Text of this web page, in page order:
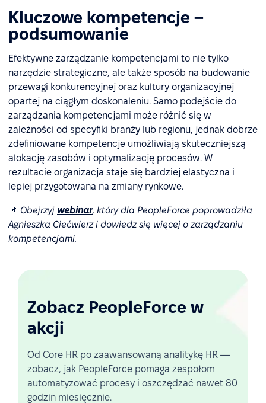
Kluczowe kompetencje –
podsumowanie
Efektywne zarządzanie kompetencjami to nie tylko
narzędzie strategiczne, ale także sposób na budowanie
przewagi konkurencyjnej oraz kultury organizacyjnej
opartej na ciągłym doskonaleniu. Samo podejście do
zarządzania kompetencjami może różnić się w
zależności od specyfiki branży lub regionu, jednak dobrze
zdefiniowane kompetencje umożliwiają skuteczniejszą
alokację zasobów i optymalizację procesów. W
rezultacie organizacja staje się bardziej elastyczna i
lepiej przygotowana na zmiany rynkowe.
📌 Obejrzyj webinar, który dla PeopleForce poprowadziła
Agnieszka Ciećwierz i dowiedz się więcej o zarządzaniu
kompetencjami.
Zobacz PeopleForce w
akcji
Od Core HR po zaawansowaną analitykę HR —
zobacz, jak PeopleForce pomaga zespołom
automatyzować procesy i oszczędzać nawet 80
godzin miesięcznie.